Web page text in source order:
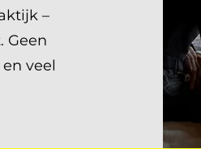
–
Geen
veel